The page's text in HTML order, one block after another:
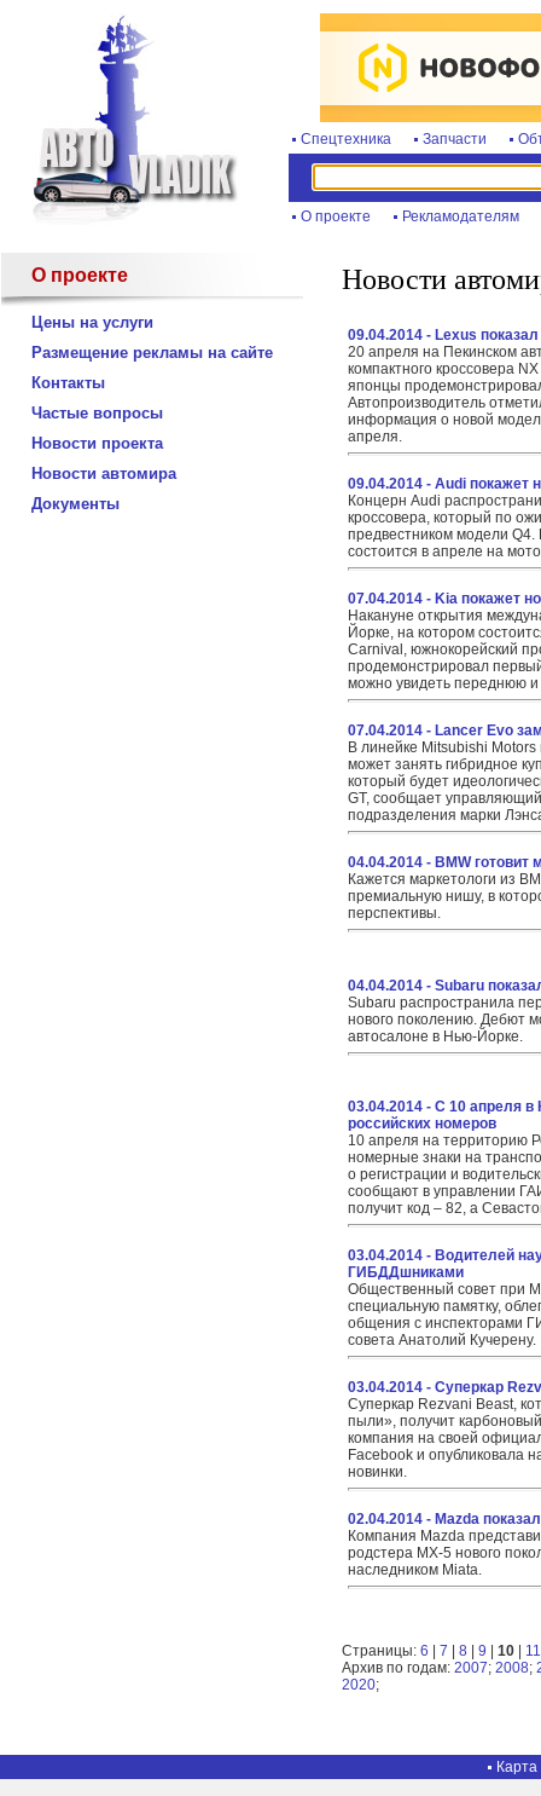
Спецтехника Запчасти
О проекте Рекламодателям
О проекте
Цены на услуги
Размещение рекламы на сайте
Контакты
Частые вопросы
Новости проекта
Новости автомира
Документы
Новости
09.04.2014 - Lexus
20 апреля на Пекинском
компактного кроссовера
японцы
Автопроизводитель
информация о новой
апреля.
09.04.2014 - Audi покажет
Концерн Audi
кроссовера, который по
предвестником модели
состоится в апреле на
07.04.2014 - Kia покажет
Накануне открытия
Йорке, на котором
Carnival, южнокорейский
продемонстрировал
можно увидеть переднюю
07.04.2014 - Lancer Evo
В линейке Mitsubishi
может занять гибридное
который будет
GT, сообщает
подразделения марки
04.04.2014 - BMW готовит
Кажется маркетологи из
премиальную нишу, в
перспективы.
04.04.2014 - Subaru
Subaru распространила
нового поколению. Дебют
автосалоне в Нью-Йорке.
03.04.2014 - С 10 апреля
российских номеров
10 апреля на территорию
номерные знаки на
о регистрации и
сообщают в управлении
получит код – 82, а
03.04.2014 - Водителей
ГИБДДшниками
Общественный совет при
специальную памятку,
общения с инспекторами
совета Анатолий Кучерену.
03.04.2014 - Суперкар
Суперкар Rezvani Beast,
пыли», получит
компания на своей
Facebook и опубликовала
новинки.
02.04.2014 - Mazda
Компания Mazda
родстера MX-5 нового
наследником Miata.
Страницы: 6 7 8 9 10
11
Архив по годам: 2007; 2008;
2020;
Карта